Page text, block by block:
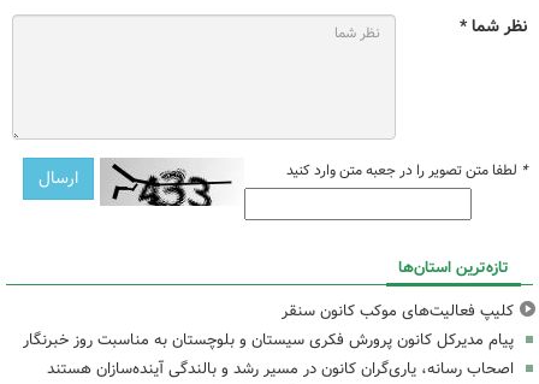
نظر شما *
* لطفا متن تصویر را در جعبه متن وارد کنید
تازه‌ترین استان‌ها
کلیپ فعالیت‌های موکب کانون سنقر
پیام مدیرکل کانون پرورش فکری سیستان و بلوچستان به مناسبت روز خبرنگار
اصحاب رسانه، یاری‌گران کانون در مسیر رشد و بالندگی آینده‌سازان هستند